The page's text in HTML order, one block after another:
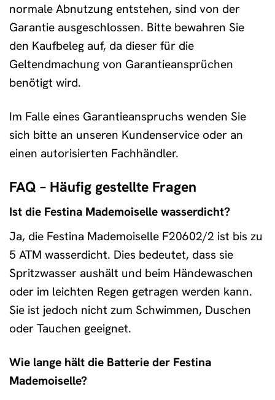
normale Abnutzung entstehen, sind von der
Garantie ausgeschlossen. Bitte bewahren Sie
den Kaufbeleg auf, da dieser für die
Geltendmachung von Garantieansprüchen
benötigt wird.
Im Falle eines Garantieanspruchs wenden Sie
sich bitte an unseren Kundenservice oder an
einen autorisierten Fachhändler.
FAQ – Häufig gestellte Fragen
Ist die Festina Mademoiselle wasserdicht?
Ja, die Festina Mademoiselle F20602/2 ist bis zu
5 ATM wasserdicht. Dies bedeutet, dass sie
Spritzwasser aushält und beim Händewaschen
oder im leichten Regen getragen werden kann.
Sie ist jedoch nicht zum Schwimmen, Duschen
oder Tauchen geeignet.
Wie lange hält die Batterie der Festina
Mademoiselle?